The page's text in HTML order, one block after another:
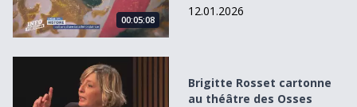
00:05:08
12.01.2026
Brigitte Rosset cartonne au théâtre des Osses
Brigitte Rosset cartonne
au théâtre des Osses